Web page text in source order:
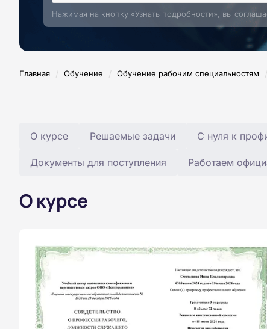
Нажимая на кнопку «Узнать подробности», вы
Главная / Обучение / Обучение рабочим специальностям /
О курсе Решаемые задачи С нуля к
Документы для поступления Работаем
О курсе